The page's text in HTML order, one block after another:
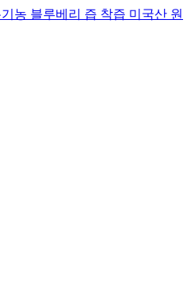
농 블루베리 즙 착즙 미국산 원